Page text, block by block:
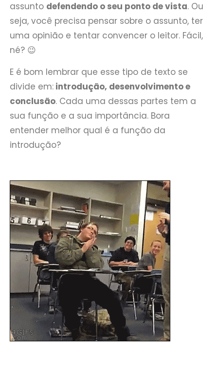
assunto defendendo o seu ponto de vista. Ou
seja, você precisa pensar sobre o assunto, ter
uma opinião e tentar convencer o leitor. Fácil,
né? 😉
E é bom lembrar que esse tipo de texto se
divide em: introdução, desenvolvimento e
conclusão. Cada uma dessas partes tem a
sua função e a sua importância. Bora
entender melhor qual é a função da
introdução?